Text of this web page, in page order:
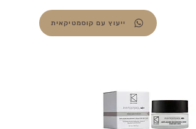
ייעוץ עם קוסמטיקאית